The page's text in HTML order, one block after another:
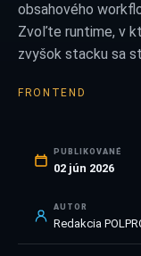
obsahového
Zvoľte runtime, v
zvyšok stacku sa
FRONTEND
PUBLIKOVANÉ
02 jún 2026
AUTOR
Redakcia